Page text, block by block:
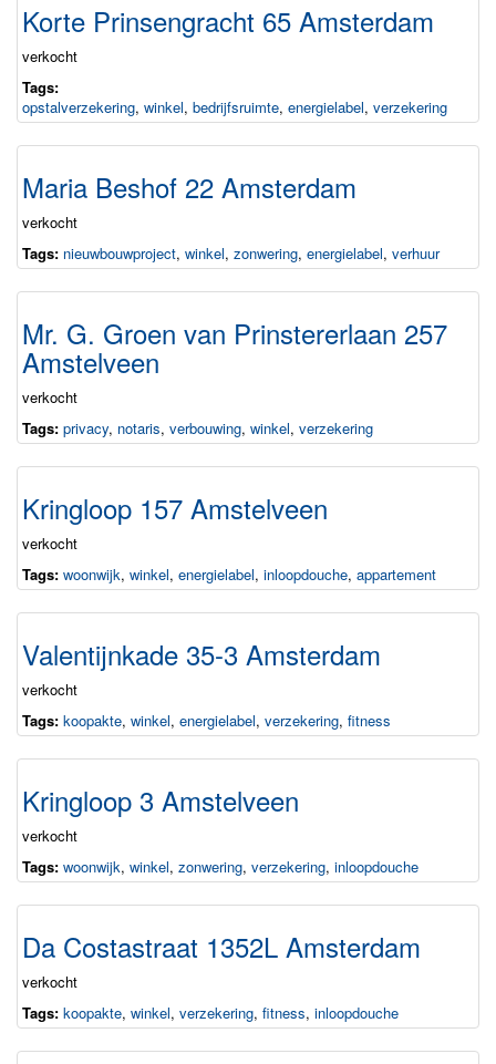
Korte Prinsengracht 65 Amsterdam
verkocht
Tags:
opstalverzekering, winkel, bedrijfsruimte, energielabel, verzekering
Maria Beshof 22 Amsterdam
verkocht
Tags: nieuwbouwproject, winkel, zonwering, energielabel, verhuur
Mr. G. Groen van Prinstererlaan 257
Amstelveen
verkocht
Tags: privacy, notaris, verbouwing, winkel, verzekering
Kringloop 157 Amstelveen
verkocht
Tags: woonwijk, winkel, energielabel, inloopdouche, appartement
Valentijnkade 35-3 Amsterdam
verkocht
Tags: koopakte, winkel, energielabel, verzekering, fitness
Kringloop 3 Amstelveen
verkocht
Tags: woonwijk, winkel, zonwering, verzekering, inloopdouche
Da Costastraat 1352L Amsterdam
verkocht
Tags: koopakte, winkel, verzekering, fitness, inloopdouche